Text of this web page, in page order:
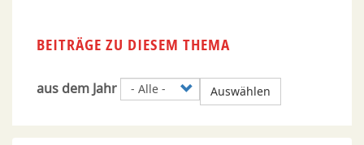
BEITRÄGE ZU DIESEM THEMA
aus dem Jahr Auswählen